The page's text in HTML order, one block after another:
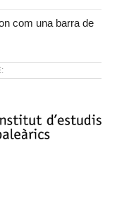
com una barra de